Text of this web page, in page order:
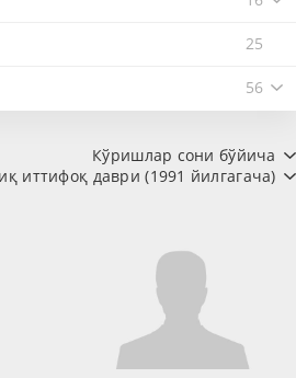
25
56
Кўришлар сони бўйича
иттифоқ даври (1991 йилгагача)